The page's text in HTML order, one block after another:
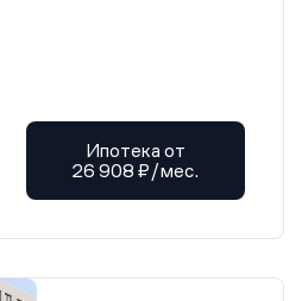
Ипотека от
26 908 ₽/мес.